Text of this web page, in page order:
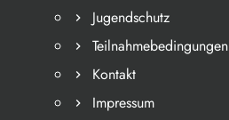
Jugendschutz
Teilnahmebedingungen
Kontakt
Impressum